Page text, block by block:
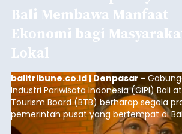
kembali terjadi di wilayah Kabupaten
Setelah sebelumnya sempat viral insiden
keributan di barat Pasar Galiran, peristiwa
kini menimpa seorang pemuda asal
Sumba Barat Daya (SBD), Nusa